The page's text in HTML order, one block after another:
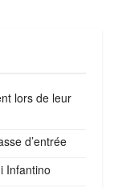
lors de leur
d’entrée
Infantino